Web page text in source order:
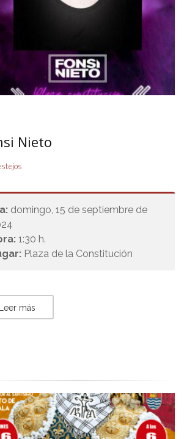
Nieto
domingo, 15 de septiembre de
1:30 h.
Plaza de la Constitución
Leer más